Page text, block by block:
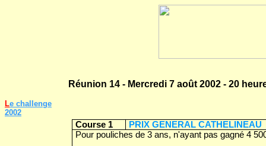
Le challenge
2002
Réunion 14 - Mercredi 7 août 2002 - 20
Course 1
PRIX GENERAL CATHELINEAU
Pour pouliches de 3 ans, n'ayant pas gagné 4